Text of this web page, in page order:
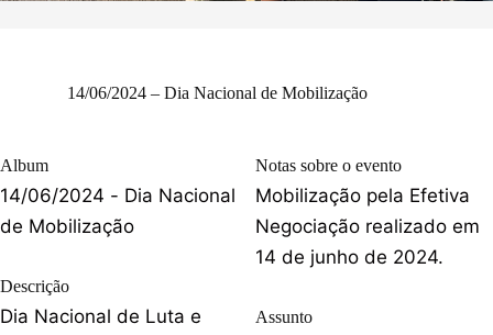
14/06/2024 – Dia Nacional de Mobilização
Album
14/06/2024 - Dia Nacional
de Mobilização
Descrição
Dia Nacional de Luta e
Notas sobre o evento
Mobilização pela Efetiva
Negociação realizado em
14 de junho de 2024.
Assunto